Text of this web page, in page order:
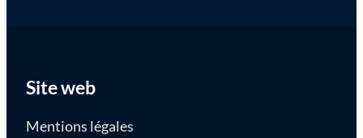
Site web
Mentions légales